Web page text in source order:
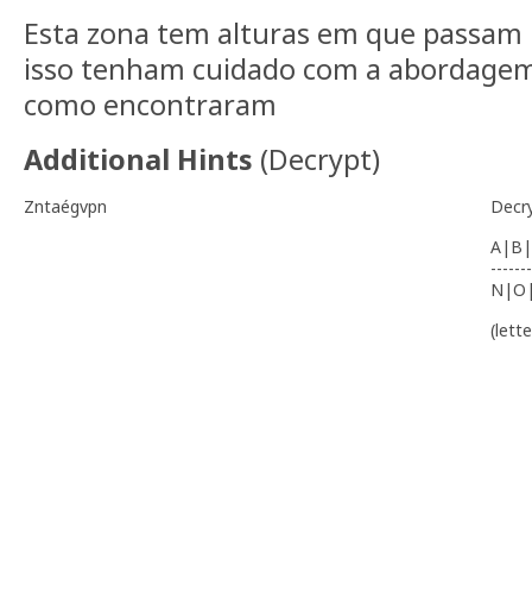
Esta zona tem alturas em que
isso tenham cuidado com a
como encontraram
Additional Hints (Decrypt)
Zntaégvpn